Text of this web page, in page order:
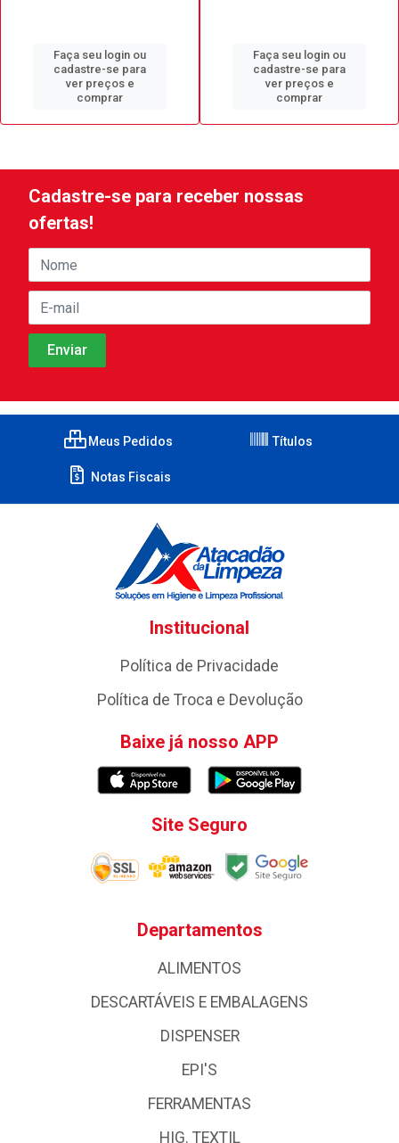
Faça seu login ou
cadastre-se para
ver preços e
comprar
Faça seu login ou
cadastre-se para
ver preços e
comprar
Cadastre-se para receber nossas
ofertas!
Meus Pedidos Títulos
Notas Fiscais
Institucional
Política de Privacidade
Política de Troca e Devolução
Baixe já nosso APP
Site Seguro
Departamentos
ALIMENTOS
DESCARTÁVEIS E EMBALAGENS
DISPENSER
EPI'S
FERRAMENTAS
HIG. TEXTIL